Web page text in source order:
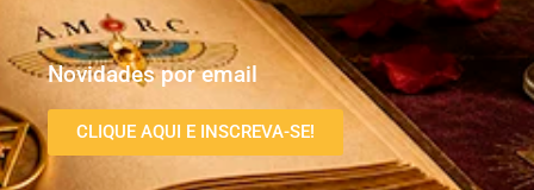
Novidades por email
CLIQUE AQUI E INSCREVA-SE!